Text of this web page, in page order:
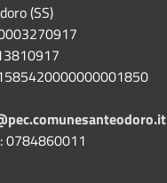
(SS)
0784860011